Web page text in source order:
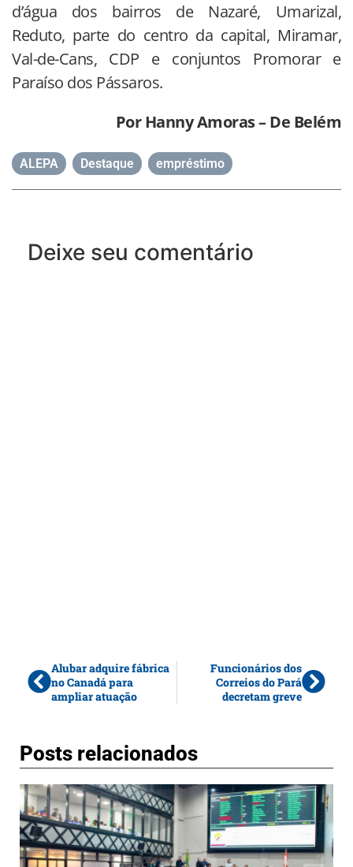
d’água dos bairros de Nazaré, Umarizal,
Reduto, parte do centro da capital, Miramar,
Val-de-Cans, CDP e conjuntos Promorar e
Paraíso dos Pássaros.
Por Hanny Amoras – De Belém
ALEPA Destaque empréstimo
Deixe seu comentário
Alubar adquire fábrica
no Canadá para
ampliar atuação
Funcionários dos
Correios do Pará
decretam greve
Posts relacionados